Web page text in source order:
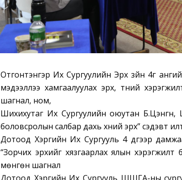
Отгонтэнгэр Их Сургуулийн Эрх зүйн 4г
мэдээллээ хамгаалуулах эрх, түүний
шагнал, ном,
Шихихутаг Их Сургуулийн оюутан
боловсролын салбар дахь хүний эрх” сэдэвт
Дотоод Хэргийн Их Сургууль 4 дүгээр
“Зорчих эрхийг хязгаарлах ялын хэрэгжилт
мөнгөн шагнал